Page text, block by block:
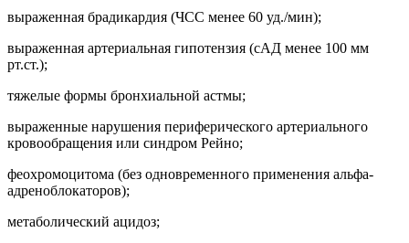
выраженная брадикардия (ЧСС менее 60 уд./мин);
выраженная артериальная гипотензия (сАД менее 100 мм
рт.ст.);
тяжелые формы бронхиальной астмы;
выраженные нарушения периферического артериального
кровообращения или синдром Рейно;
феохромоцитома (без одновременного применения альфа-
адреноблокаторов);
метаболический ацидоз;